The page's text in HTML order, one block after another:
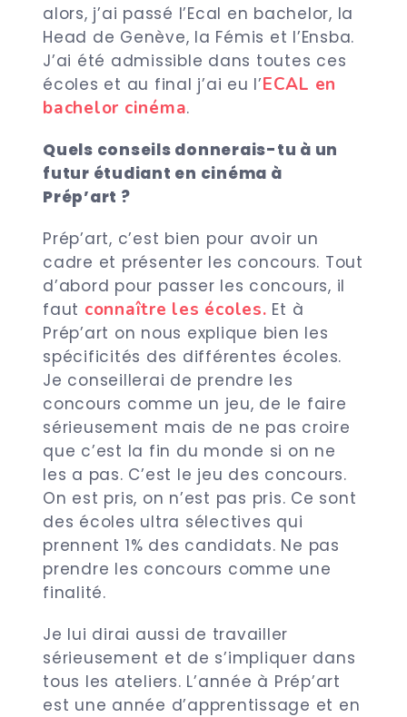
alors, j’ai passé l’Ecal en bachelor, la
Head de Genève, la Fémis et l’Ensba.
J’ai été admissible dans toutes ces
écoles et au final j’ai eu l’ECAL en
bachelor cinéma.
Quels conseils donnerais-tu à un
futur étudiant en cinéma à
Prép’art ?
Prép’art, c’est bien pour avoir un
cadre et présenter les concours. Tout
d’abord pour passer les concours, il
faut connaître les écoles. Et à
Prép’art on nous explique bien les
spécificités des différentes écoles.
Je conseillerai de prendre les
concours comme un jeu, de le faire
sérieusement mais de ne pas croire
que c’est la fin du monde si on ne
les a pas. C’est le jeu des concours.
On est pris, on n’est pas pris. Ce sont
des écoles ultra sélectives qui
prennent 1% des candidats. Ne pas
prendre les concours comme une
finalité.
Je lui dirai aussi de travailler
sérieusement et de s’impliquer dans
tous les ateliers. L’année à Prép’art
est une année d’apprentissage et en